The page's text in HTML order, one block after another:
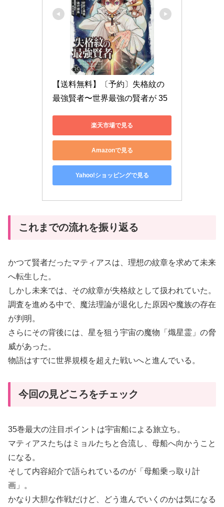
【送料無料】〔予約〕失格紋の
最強賢者〜世界最強の賢者が 35
楽天市場で見る
Amazonで見る
Yahoo!ショッピングで見る
これまでの流れを振り返る
かつて賢者だったマティアスは、理想の紋章を求めて未来
へ転生した。
しかし未来では、その紋章が失格紋として扱われていた。
調査を進める中で、魔法理論が退化した原因や魔族の存在
が判明。
さらにその背後には、星を狙う宇宙の魔物「熾星霊」の脅
威があった。
物語はすでに世界規模を超えた戦いへと進んでいる。
今回の見どころをチェック
35巻最大の注目ポイントは宇宙船による旅立ち。
マティアスたちはミョルたちと合流し、母船へ向かうこと
になる。
そして内容紹介で語られているのが「母船乗っ取り計
画」。
かなり大胆な作戦だけど、どう進んでいくのかは気になる